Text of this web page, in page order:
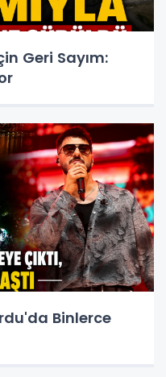
Geri Sayım:
Binlerce